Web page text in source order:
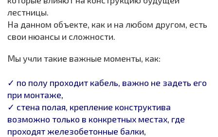
лестницы.
На данном объекте, как и на любом другом, есть
свои нюансы и сложности.
Мы учли такие важные моменты, как:
✓ по полу проходит кабель, важно не задеть его
при монтаже,
✓ стена полая, крепление конструктива
возможно только в конкретных местах, где
проходят железобетонные балки,